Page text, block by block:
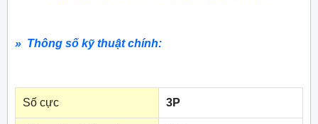
» Thông số kỹ thuật chính:
Số cực 3P